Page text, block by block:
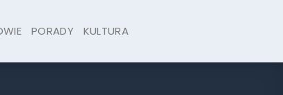
PORADY KULTURA